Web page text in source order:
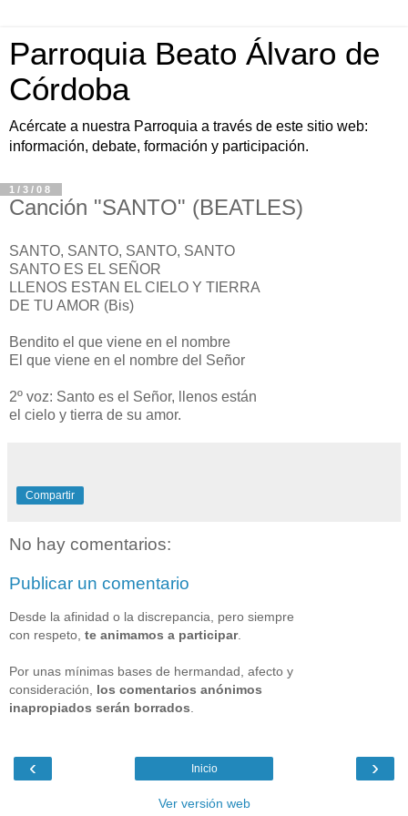
Parroquia Beato Álvaro de
Córdoba
Acércate a nuestra Parroquia a través de este sitio web:
información, debate, formación y participación.
1/3/08
Canción "SANTO" (BEATLES)
SANTO, SANTO, SANTO, SANTO
SANTO ES EL SEÑOR
LLENOS ESTAN EL CIELO Y TIERRA
DE TU AMOR (Bis)
Bendito el que viene en el nombre
El que viene en el nombre del Señor
2º voz: Santo es el Señor, llenos están
el cielo y tierra de su amor.
Compartir
No hay comentarios:
Publicar un comentario
Desde la afinidad o la discrepancia, pero siempre
con respeto, te animamos a participar.
Por unas mínimas bases de hermandad, afecto y
consideración, los comentarios anónimos
inapropiados serán borrados
‹ ›
Inicio
Ver versión web